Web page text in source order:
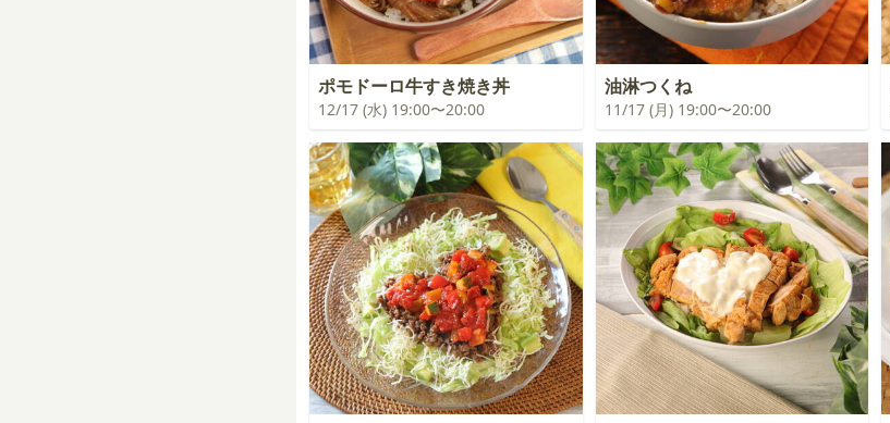
ポモドーロ牛すき焼き丼
12/17 (水) 19:00〜20:00
油淋つくね
11/17 (月) 19:00〜20:00